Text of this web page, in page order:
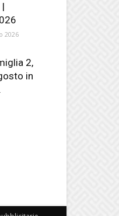
2026
2,
in